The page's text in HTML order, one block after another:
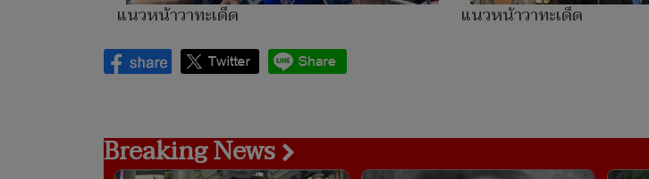
แนวหน้าวาทะเด็ด แนวหน้าวาทะเด็ด
Breaking News